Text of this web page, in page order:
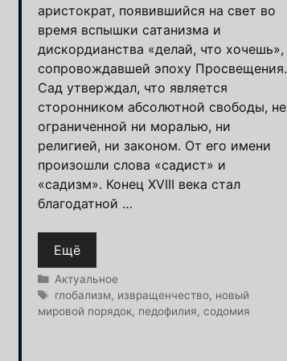
аристократ, появившийся на свет во
время вспышки сатанизма и
дискордианства «делай, что хочешь»,
сопровождавшей эпоху Просвещения.
Сад утверждал, что является
сторонником абсолютной свободы, не
ограниченной ни моралью, ни
религией, ни законом. От его имени
произошли слова «садист» и
«садизм». Конец XVIII века стал
благодатной …
Ещё
Рубрики
Актуальное
Метки
глобализм, извращенчество, новый
мировой порядок, педофилия, содомия